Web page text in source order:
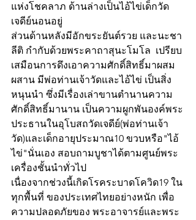
แห่งโชคลาภ ด้านล่างเป็นไอ้ไข่เด็กวัด
เจดีย์นอนอยู่
ส่วนด้านหลังมีอักขระยันต์รวย และนะชา
ลีติ กำกับด้วยพระคาถาสุนะโมโล  เปรียบ
เสมือนการดึงเอาความศักดิ์สิทธิ์มาผสม
ผสาน มีพ่อท่านเจ้าวัดและไอ้ไข่ เป็นสิ่ง
หนุนนำ ซึ่งมีเรื่องเล่าขานตำนานความ
ศักดิ์สิทธิ์มานาน เป็นความผูกพันองค์พระ
ประธานในอุโบสถวัดเจดีย์(พ่อท่านเจ้า
วัด)และเด็กอายุประมาณ10 ขวบหรือ"ไอ้
ไข่"นั่นเอง สอบถามบูชาได้ตามศูนย์พระ
เครื่องชั้นนำทั่วไป
เนื่องจากช่วงนี้เกิดโรคระบาดโควิด19 ใน
ทุกพื้นที่ ของประเทศไทยอย่างหนัก เพื่อ
ความปลอดภัยของ พระอาจารย์และพระ